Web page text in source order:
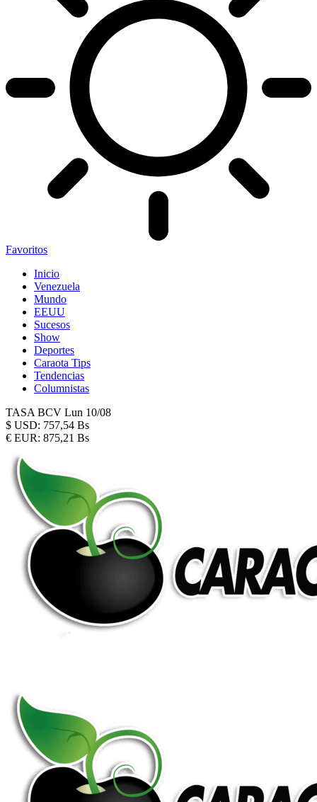
Favoritos
Inicio
Venezuela
Mundo
EEUU
Sucesos
Show
Deportes
Caraota Tips
Tendencias
Columnistas
TASA BCV Lun 10/08
$ USD: 757,54 Bs
€ EUR: 875,21 Bs